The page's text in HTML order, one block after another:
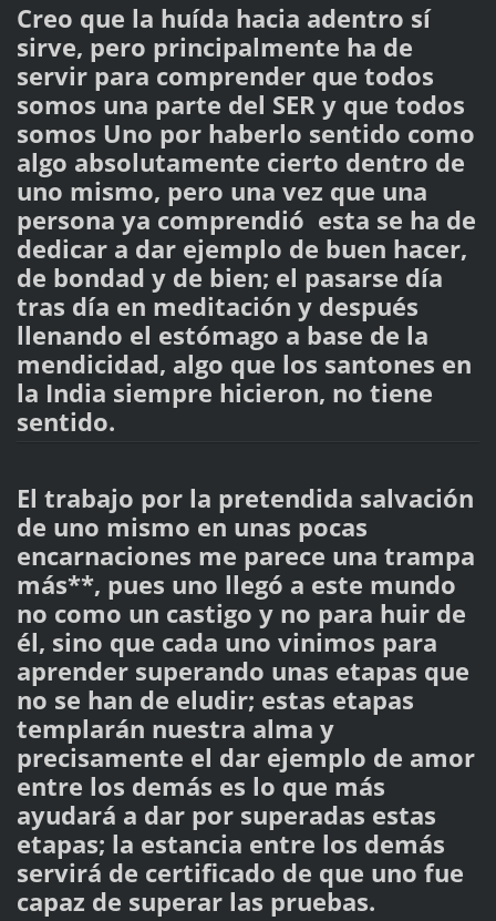
Creo que la huída hacia adentro sí
sirve, pero principalmente ha de
servir para comprender que todos
somos una parte del SER y que todos
somos Uno por haberlo sentido como
algo absolutamente cierto dentro de
uno mismo, pero una vez que una
persona ya comprendió esta se ha de
dedicar a dar ejemplo de buen hacer,
de bondad y de bien; el pasarse día
tras día en meditación y después
llenando el estómago a base de la
mendicidad, algo que los santones en
la India siempre hicieron, no tiene
sentido.
El trabajo por la pretendida salvación
de uno mismo en unas pocas
encarnaciones me parece una trampa
más**, pues uno llegó a este mundo
no como un castigo y no para huir de
él, sino que cada uno vinimos para
aprender superando unas etapas que
no se han de eludir; estas etapas
templarán nuestra alma y
precisamente el dar ejemplo de amor
entre los demás es lo que más
ayudará a dar por superadas estas
etapas; la estancia entre los demás
servirá de certificado de que uno fue
capaz de superar las pruebas.